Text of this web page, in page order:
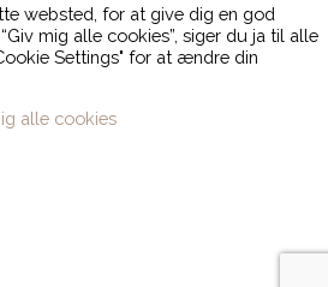
websted, for at give dig en god
mig alle cookies”, siger du ja til alle
Settings" for at ændre din
alle cookies